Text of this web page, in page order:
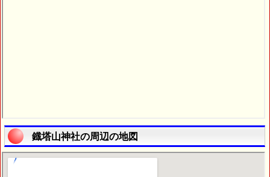
鐡塔山神社の周辺の地図